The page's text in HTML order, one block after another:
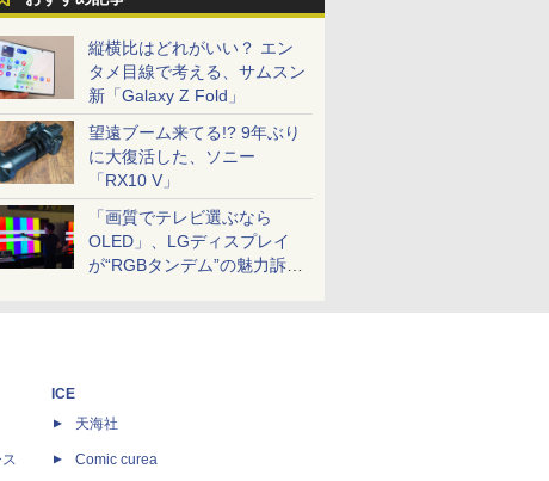
縦横比はどれがいい？ エン
タメ目線で考える、サムスン
新「Galaxy Z Fold」
望遠ブーム来てる!? 9年ぶり
に大復活した、ソニー
「RX10 V」
「画質でテレビ選ぶなら
OLED」、LGディスプレイ
が“RGBタンデム”の魅力訴
ICE
天海社
Comic curea